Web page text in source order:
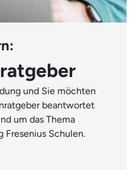
und Sie möchten
beantwortet
um das Thema
Fresenius Schulen.